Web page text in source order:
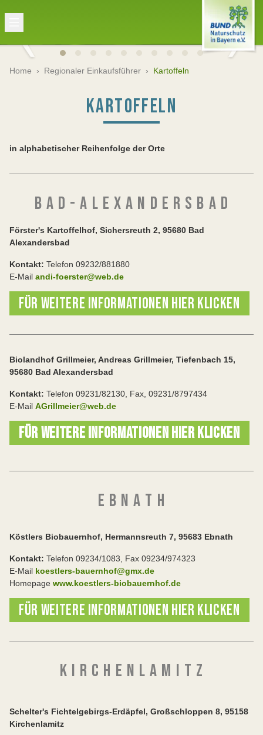
Home › Regionaler Einkaufsführer › Kartoffeln
KARTOFFELN
in alphabetischer Reihenfolge der Orte
B A D - A L E X A N D E R S B A D
Förster's Kartoffelhof, Sichersreuth 2, 95680 Bad
Alexandersbad
Kontakt: Telefon 09232/881880
E-Mail andi-foerster@web.de
FÜR WEITERE INFORMATIONEN HIER KLICKEN
Biolandhof Grillmeier, Andreas Grillmeier, Tiefenbach 15,
95680 Bad Alexandersbad
Kontakt: Telefon 09231/82130, Fax, 09231/8797434
E-Mail AGrillmeier@web.de
FÜR WEITERE INFORMATIONEN HIER KLICKEN
E B N A T H
Köstlers Biobauernhof, Hermannsreuth 7, 95683 Ebnath
Kontakt: Telefon 09234/1083, Fax 09234/974323
E-Mail koestlers-bauernhof@gmx.de
Homepage www.koestlers-biobauernhof.de
FÜR WEITERE INFORMATIONEN HIER KLICKEN
K I R C H E N L A M I T Z
Schelter's Fichtelgebirgs-Erdäpfel, Großschloppen 8, 95158
Kirchenlamitz